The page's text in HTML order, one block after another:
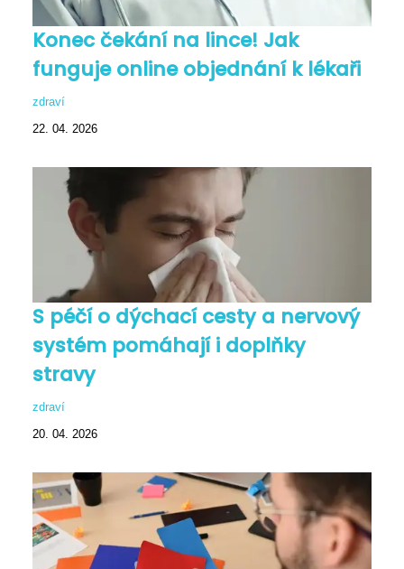
Konec čekání na lince! Jak
funguje online objednání k lékaři
zdraví
22. 04. 2026
S péčí o dýchací cesty a nervový
systém pomáhají i doplňky
stravy
zdraví
20. 04. 2026